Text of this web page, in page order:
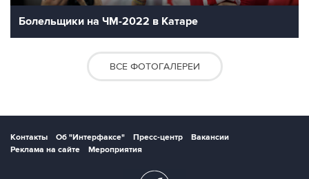
Болельщики на ЧМ-2022 в Катаре
ВСЕ ФОТОГАЛЕРЕИ
Контакты Об "Интерфаксе" Пресс-центр
Вакансии
Реклама на сайте
Мероприятия